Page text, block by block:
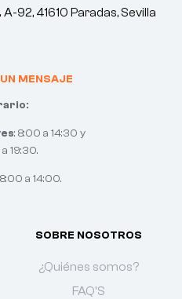
A-92, 41610 Paradas, Sevilla
MENSAJE
: 8:00 a 14:30 y
19:30.
a 14:00.
SOBRE NOSOTROS
¿Quiénes somos?
FAQ'S